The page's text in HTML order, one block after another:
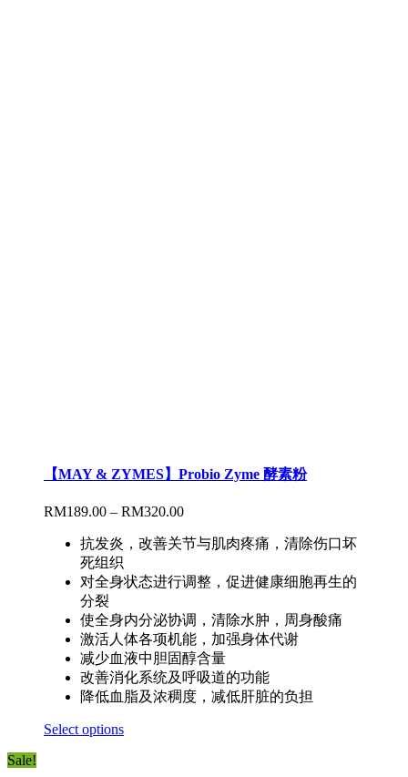
【MAY & ZYMES】Probio Zyme 酵素粉
RM189.00 – RM320.00
抗发炎，改善关节与肌肉疼痛，清除伤口坏
死组织
对全身状态进行调整，促进健康细胞再生的
分裂
使全身内分泌协调，清除水肿，周身酸痛
激活人体各项机能，加强身体代谢
减少血液中胆固醇含量
改善消化系统及呼吸道的功能
降低血脂及浓稠度，减低肝脏的负担
Select options
Sale!